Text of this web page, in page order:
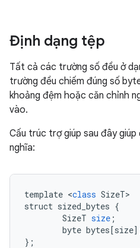
Định dạng tệp
Tất cả các trường số đều ở
trường đều chiếm đúng số
khoảng đệm hoặc căn chỉnh
vào.
Cấu trúc trợ giúp sau đây
nghĩa:
template <class SizeT
struct sized_bytes {
SizeT size ;
byte bytes[size]
} ;